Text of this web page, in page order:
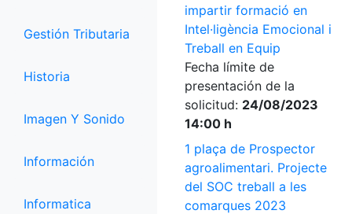
Gestión Tributaria
Historia
Imagen Y Sonido
Información
Informatica
impartir formació en
Intel·ligència Emocional i
Treball en Equip
Fecha límite de
presentación de la
solicitud: 24/08/2023
14:00 h
1 plaça de Prospector
agroalimentari. Projecte
del SOC treball a les
comarques 2023